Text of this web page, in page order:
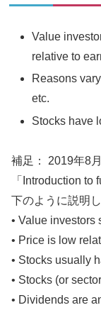
Value
relative to
Reasons
etc.
Stocks have
補足： 2019年8
「Introduction
下のように説明
• Value investors
• Price is low
• Stocks usually
• Stocks (or
• Dividends are